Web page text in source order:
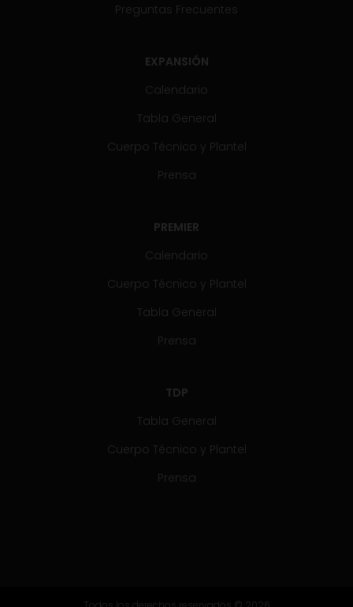
Preguntas Frecuentes
EXPANSIÓN
Calendario
Tabla General
Cuerpo Técnico y Plantel
Prensa
PREMIER
Calendario
Cuerpo Técnico y Plantel
Tabla General
Prensa
TDP
Tabla General
Cuerpo Técnico y Plantel
Prensa